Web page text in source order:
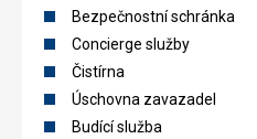
Bezpečnostní schránka
Concierge služby
Čistírna
Úschovna zavazadel
Budící služba